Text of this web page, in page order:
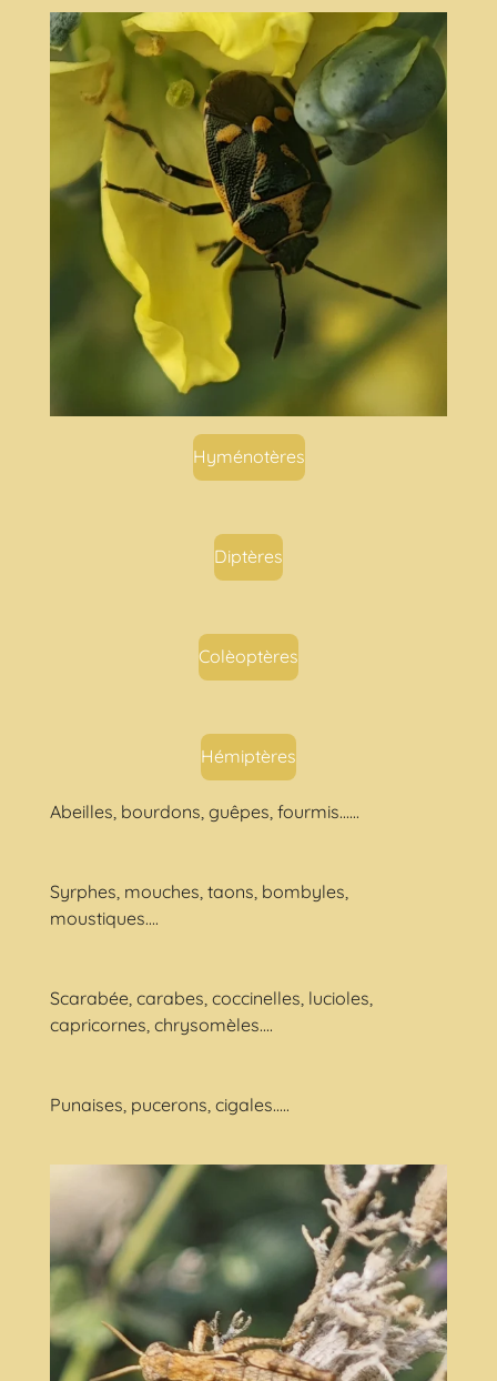
Hyménotères
Diptères
Colèoptères
Hémiptères
Abeilles, bourdons, guêpes, fourmis......
Syrphes, mouches, taons, bombyles,
moustiques....
Scarabée, carabes, coccinelles, lucioles,
capricornes, chrysomèles....
Punaises, pucerons, cigales.....